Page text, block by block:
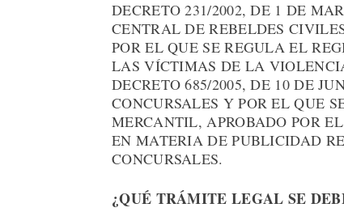
DECRETO 231/2002, DE 1 DE
CENTRAL DE REBELDES
POR EL QUE SE REGULA EL
LAS VÍCTIMAS DE LA
DECRETO 685/2005, DE 10 DE
CONCURSALES Y POR EL QUE
MERCANTIL, APROBADO POR
EN MATERIA DE PUBLICIDAD
CONCURSALES.
¿QUÉ TRÁMITE LEGAL SE